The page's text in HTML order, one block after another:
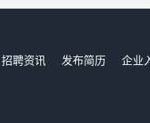
招聘资讯 发布简历 企业